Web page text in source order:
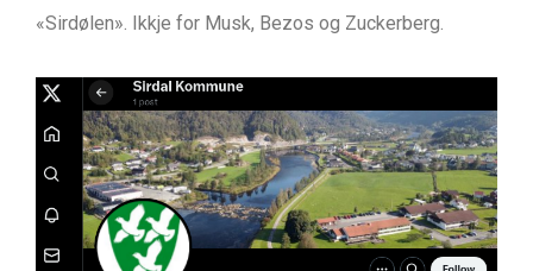
«Sirdølen». Ikkje for Musk, Bezos og Zuckerberg.